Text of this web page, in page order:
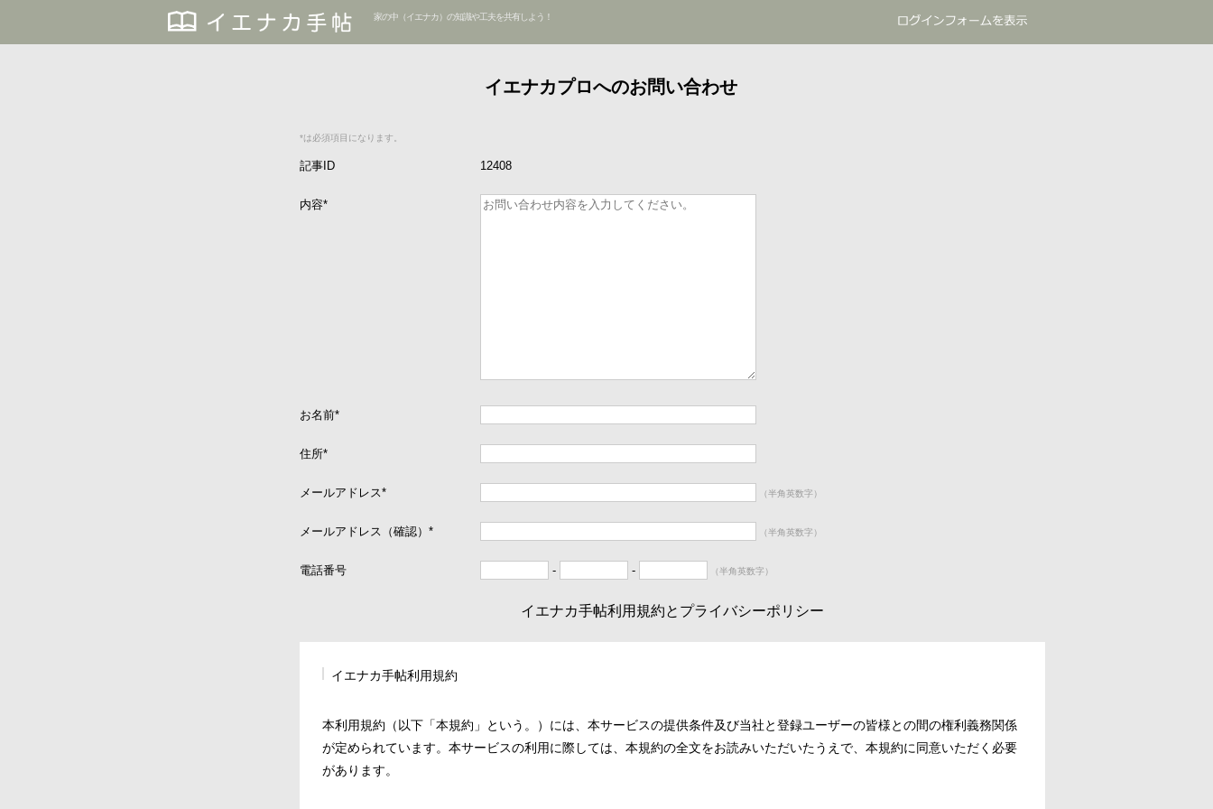
家の中（イエナカ）の知識や工夫を共有しよう！
イエナカプロへのお問い合わせ
*は必須項目になります。
記事ID 12408
内容*
お名前*
住所*
メールアドレス* （半角英数字）
メールアドレス（確認） * （半角英数字）
電話番号 - - （半角英数字）
イエナカ手帖利用規約とプライバシーポリシー
イエナカ手帖利用規約
本利用規約（以下「本規約」という。）には、本サービスの提供条件及び当社と登録ユーザーの皆様との間の権利義務関係
が定められています。本サービスの利用に際しては、本規約の全文をお読みいただいたうえで、本規約に同意いただく必要
があります。